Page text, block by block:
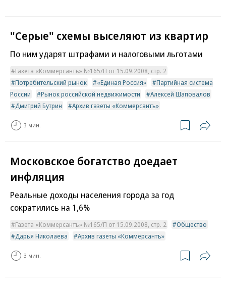
"Серые" схемы выселяют из квартир
По ним ударят штрафами и налоговыми льготами
Газета «Коммерсантъ» №165/П от 15.09.2008, стр. 2
Потребительский рынок
«Единая Россия»
Партийная система
России
Рынок российской недвижимости
Алексей Шаповалов
Дмитрий Бутрин
Архив газеты «Коммерсантъ»
3 мин.
Московское богатство доедает
инфляция
Реальные доходы населения города за год
сократились на 1,6%
Газета «Коммерсантъ» №165/П от 15.09.2008, стр. 2
Общество
Дарья Николаева
Архив газеты «Коммерсантъ»
3 мин.